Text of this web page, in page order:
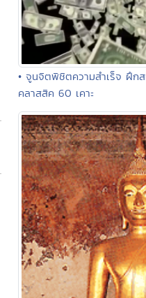
• จูนจิตพิชิตความสำเร็จ ฝึกส
คลาสสิค 60 เคาะ